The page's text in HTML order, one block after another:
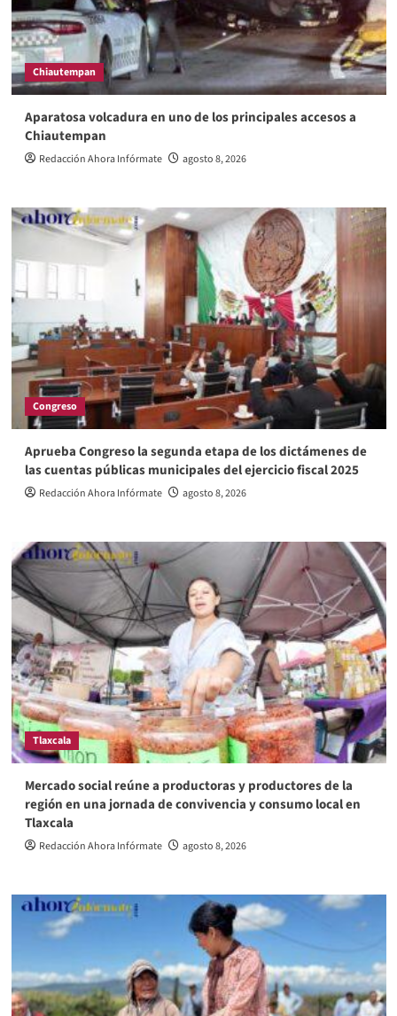
Chiautempan
Aparatosa volcadura en uno de los principales accesos a
Chiautempan
Redacción Ahora Infórmate agosto 8, 2026
Congreso
Aprueba Congreso la segunda etapa de los dictámenes de
las cuentas públicas municipales del ejercicio fiscal 2025
Redacción Ahora Infórmate agosto 8, 2026
Tlaxcala
Mercado social reúne a productoras y productores de la
región en una jornada de convivencia y consumo local en
Tlaxcala
Redacción Ahora Infórmate agosto 8, 2026